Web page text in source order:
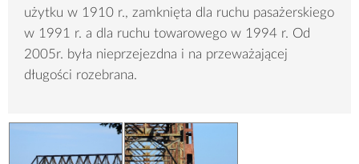
użytku w 1910 r., zamknięta dla ruchu pasażerskiego
w 1991 r. a dla ruchu towarowego w 1994 r. Od
2005r. była nieprzejezdna i na przeważającej
długości rozebrana.